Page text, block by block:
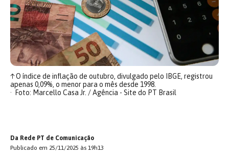
↑O índice de inflação de outubro, divulgado pelo IBGE, registrou
apenas 0,09%, o menor para o mês desde 1998.
Foto: Marcello Casa Jr. / Agência - Site do PT Brasil
Da Rede PT de Comunicação
Publicado em 25/11/2025 às 19h13